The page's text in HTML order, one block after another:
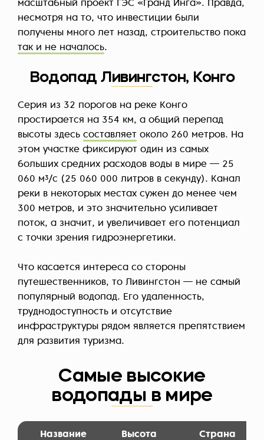
масштабный проект ГЭС «Гранд Инга». Правда,
несмотря на то, что инвестиции были
получены много лет назад, строительство пока
так и не началось.
Водопад Ливингстон, Конго
Серия из 32 порогов на реке Конго
простирается на 354 км, а общий перепад
высоты здесь составляет около 260 метров. На
этом участке фиксируют один из самых
больших средних расходов воды в мире — 25
060 м³/с (25 060 000 литров в секунду). Канал
реки в некоторых местах сужен до менее чем
300 метров, и это значительно усиливает
поток, а значит, и увеличивает его потенциал
с точки зрения гидроэнергетики.
Что касается интереса со стороны
путешественников, то Ливингстон — не самый
популярный водопад. Его удаленность,
труднодоступность и отсутствие
инфраструктуры рядом является препятствием
для развития туризма.
Самые высокие
водопады в мире
Название Высота Страна